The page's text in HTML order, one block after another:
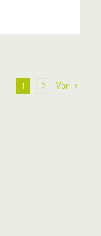
1 2 Vor